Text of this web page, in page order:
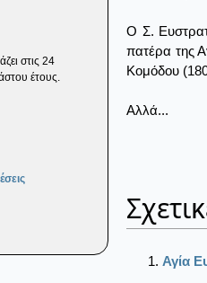
στις 24
έτους.
Ο Σ.
πατέρα της
Κομόδου
Αλλά...
Αγία